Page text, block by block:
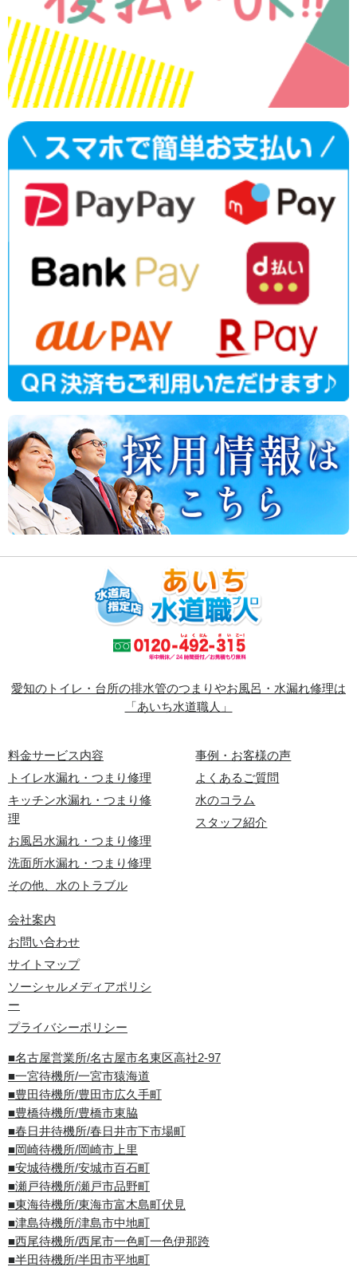
愛知のトイレ・台所の排水管のつまりやお風呂・水漏れ修理は
「あいち水道職人」
料金サービス内容
トイレ水漏れ・つまり修理
キッチン水漏れ・つまり修
理
お風呂水漏れ・つまり修理
洗面所水漏れ・つまり修理
その他、水のトラブル
事例・お客様の声
よくあるご質問
水のコラム
スタッフ紹介
会社案内
お問い合わせ
サイトマップ
ソーシャルメディアポリシ
ー
プライバシーポリシー
■名古屋営業所/名古屋市名東区高社2-97
■一宮待機所/一宮市猿海道
■豊田待機所/豊田市広久手町
■豊橋待機所/豊橋市東脇
■春日井待機所/春日井市下市場町
■岡崎待機所/岡崎市上里
■安城待機所/安城市百石町
■瀬戸待機所/瀬戸市品野町
■東海待機所/東海市富木島町伏見
■津島待機所/津島市中地町
■西尾待機所/西尾市一色町一色伊那跨
■半田待機所/半田市平地町